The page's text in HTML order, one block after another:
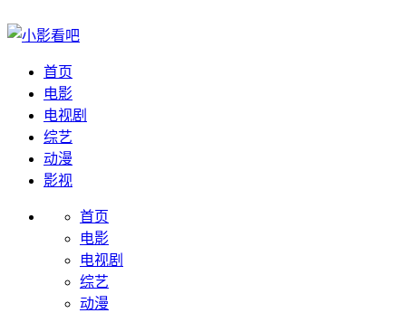
首页
电影
电视剧
综艺
动漫
影视
首页
电影
电视剧
综艺
动漫